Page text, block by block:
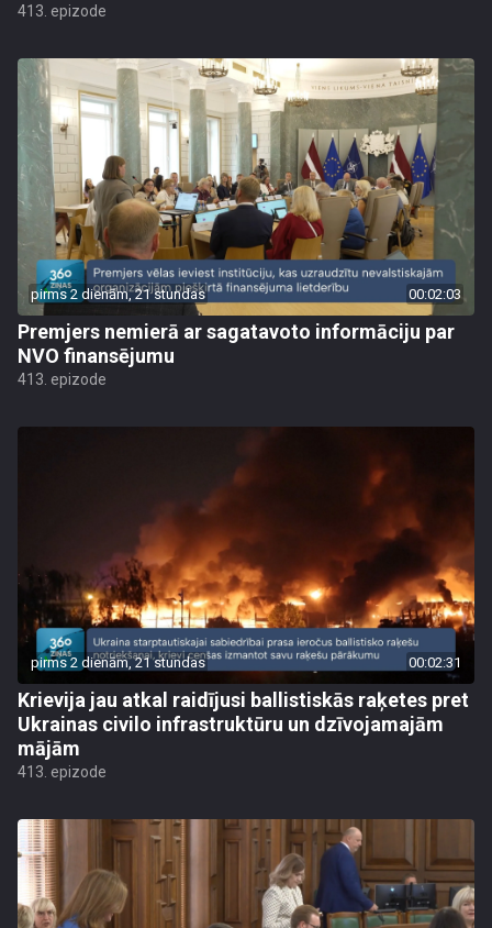
413. epizode
pirms 2 dienām, 21 stundas 00:02:03
Premjers nemierā ar sagatavoto informāciju par
NVO finansējumu
413. epizode
pirms 2 dienām, 21 stundas 00:02:31
Krievija jau atkal raidījusi ballistiskās raķetes pret
Ukrainas civilo infrastruktūru un dzīvojamajām
mājām
413. epizode